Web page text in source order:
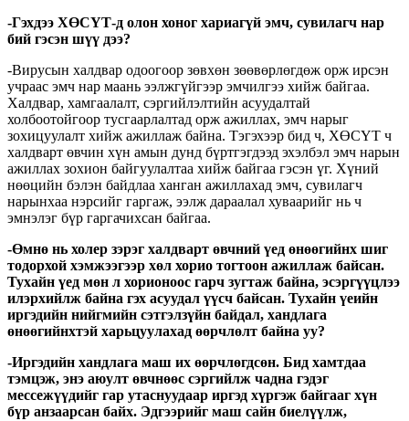
-Гэхдээ ХӨСҮТ-д олон хоног хариагүй эмч, сувилагч нар
бий гэсэн шүү дээ?
-Вирусын халдвар одоогоор зөвхөн зөөвөрлөгдөж орж ирсэн
учраас эмч нар маань ээлжгүйгээр эмчилгээ хийж байгаа.
Халдвар, хамгаалалт, сэргийлэлтийн асуудалтай
холбоотойгоор тусгаарлалтад орж ажиллах, эмч нарыг
зохицуулалт хийж ажиллаж байна. Тэгэхээр бид ч, ХӨСҮТ ч
халдварт өвчин хүн амын дунд бүртгэгдээд эхэлбэл эмч нарын
ажиллах зохион байгуулалтаа хийж байгаа гэсэн үг. Хүний
нөөцийн бэлэн байдлаа ханган ажиллахад эмч, сувилагч
нарынхаа нэрсийг гаргаж, ээлж дараалал хуваарийг нь ч
эмнэлэг бүр гаргачихсан байгаа.
-Өмнө нь холер зэрэг халдварт өвчний үед өнөөгийнх шиг
тодорхой хэмжээгээр хөл хорио тогтоон ажиллаж байсан.
Тухайн үед мөн л хорионоос гарч зугтаж байна, эсэргүүцлээ
илэрхийлж байна гэх асуудал үүсч байсан. Тухайн үеийн
иргэдийн нийгмийн сэтгэлзүйн байдал, хандлага
өнөөгийнхтэй харьцуулахад өөрчлөлт байна уу?
-Иргэдийн хандлага маш их өөрчлөгдсөн. Бид хамтдаа
тэмцэж, энэ аюулт өвчнөөс сэргийлж чадна гэдэг
мессежүүдийг гар утаснуудаар иргэд хүргэж байгааг хүн
бүр анзаарсан байх. Эдгээрийг маш сайн биелүүлж,